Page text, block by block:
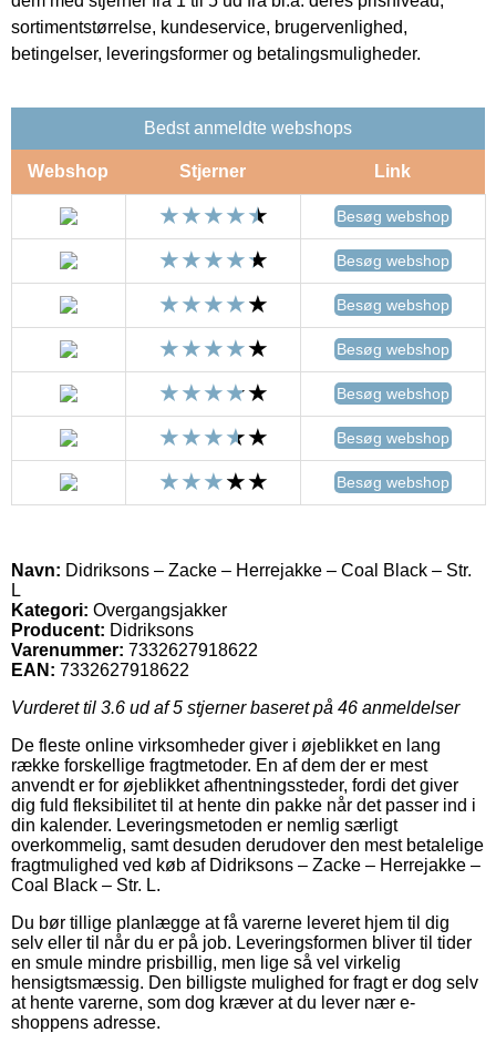
sortimentstørrelse, kundeservice, brugervenlighed,
betingelser, leveringsformer og betalingsmuligheder.
Bedst anmeldte webshops
Webshop Stjerner Link
Besøg webshop
Besøg webshop
Besøg webshop
Besøg webshop
Besøg webshop
Besøg webshop
Besøg webshop
Navn: Didriksons – Zacke – Herrejakke – Coal Black – Str.
L
Kategori: Overgangsjakker
Producent: Didriksons
Varenummer: 7332627918622
EAN: 7332627918622
Vurderet til 3.6 ud af 5 stjerner baseret på 46 anmeldelser
De fleste online virksomheder giver i øjeblikket en lang
række forskellige fragtmetoder. En af dem der er mest
anvendt er for øjeblikket afhentningssteder, fordi det giver
dig fuld fleksibilitet til at hente din pakke når det passer ind i
din kalender. Leveringsmetoden er nemlig særligt
overkommelig, samt desuden derudover den mest betalelige
fragtmulighed ved køb af Didriksons – Zacke – Herrejakke –
Coal Black – Str. L.
Du bør tillige planlægge at få varerne leveret hjem til dig
selv eller til når du er på job. Leveringsformen bliver til tider
en smule mindre prisbillig, men lige så vel virkelig
hensigtsmæssig. Den billigste mulighed for fragt er dog selv
at hente varerne, som dog kræver at du lever nær e-
shoppens adresse.